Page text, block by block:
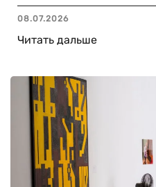
08.07.2026
Читать дальше